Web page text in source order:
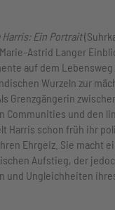
Harris: Ein Portrait
Astrid Langer
auf dem
Wurzeln zur
Grenzgängerin
Communities und den
Harris schon früh ihr
Ehrgeiz. Sie macht
Aufstieg, der
und Ungleichheiten